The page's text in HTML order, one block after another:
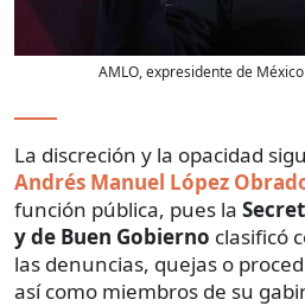
AMLO, expresidente de México
La discreción y la opacidad
Andrés Manuel López
función pública, pues la
y de Buen Gobierno clasificó
las denuncias, quejas o
así como miembros de su